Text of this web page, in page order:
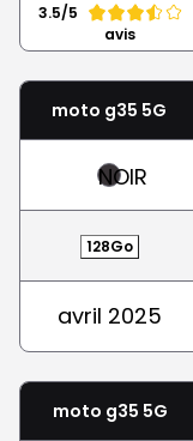
3.5/5
avis
moto g35 5G
NOIR
128Go
avril 2025
moto g35 5G